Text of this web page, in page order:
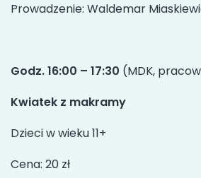
Prowadzenie: Waldemar
Godz. 16:00 – 17:30 (MDK,
Kwiatek z makramy
Dzieci w wieku 11+
Cena: 20 zł